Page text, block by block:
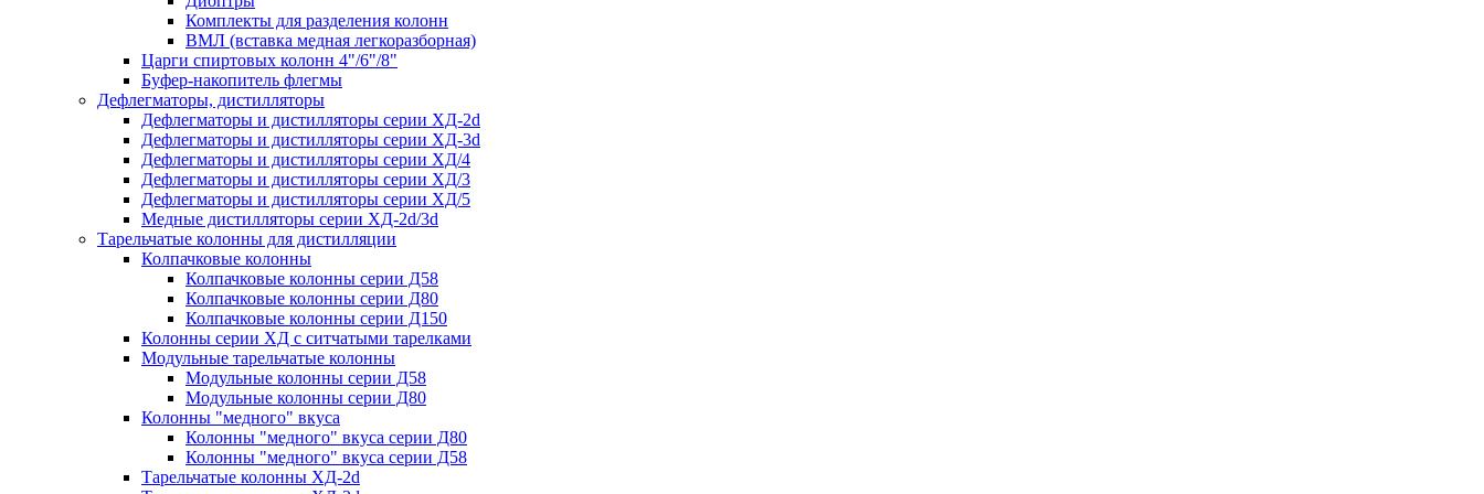
Комплекты для разделения колонн
ВМЛ (вставка медная легкоразборная)
Царги спиртовых колонн 4"/6"/8"
Буфер-накопитель флегмы
Дефлегматоры, дистилляторы
Дефлегматоры и дистилляторы серии ХД-2d
Дефлегматоры и дистилляторы серии ХД-3d
Дефлегматоры и дистилляторы серии ХД/4
Дефлегматоры и дистилляторы серии ХД/3
Дефлегматоры и дистилляторы серии ХД/5
Медные дистилляторы серии ХД-2d/3d
Тарельчатые колонны для дистилляции
Колпачковые колонны
Колпачковые колонны серии Д58
Колпачковые колонны серии Д80
Колпачковые колонны серии Д150
Колонны серии ХД с ситчатыми тарелками
Модульные тарельчатые колонны
Модульные колонны серии Д58
Модульные колонны серии Д80
Колонны "медного" вкуса
Колонны "медного" вкуса серии Д80
Колонны "медного" вкуса серии Д58
Тарельчатые колонны ХД-2d